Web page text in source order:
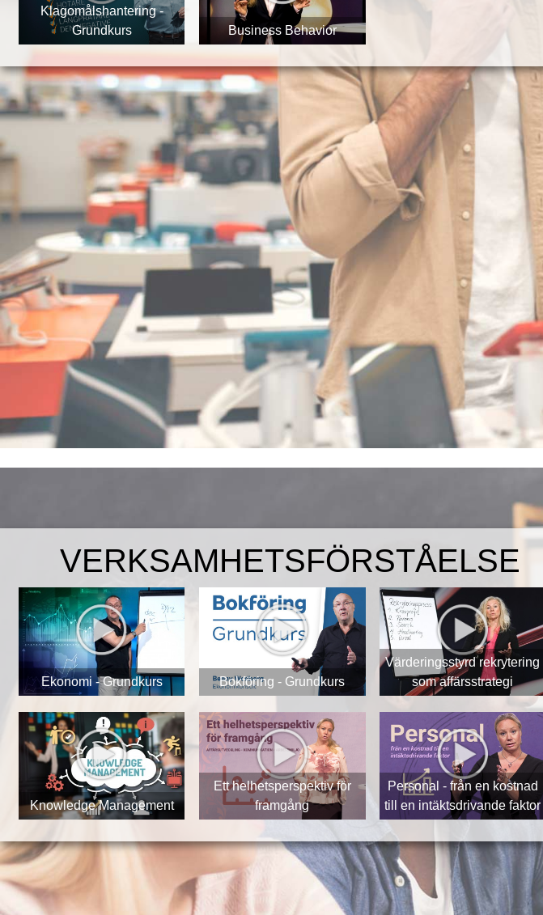
Klagomålshantering -
Grundkurs
Business Behavior
VERKSAMHETSFÖRSTÅELSE
Ekonomi - Grundkurs Bokföring - Grundkurs
Värderingsstyrd rekrytering
som affärsstrategi
Knowledge Management
Ett helhetsperspektiv för
framgång
Personal - från en kostnad
till en intäktsdrivande faktor